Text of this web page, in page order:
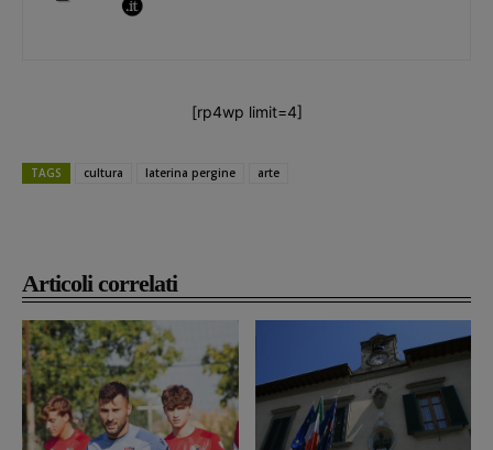
Articoli correlati
[rp4wp limit=4]
TAGS cultura laterina pergine arte